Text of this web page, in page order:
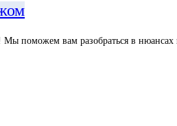
поможем вам разобраться в